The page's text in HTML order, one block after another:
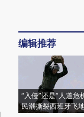
编辑推荐
“入侵”还是“人道危
民潮撕裂西班牙飞